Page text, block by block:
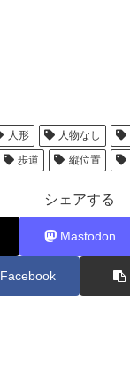
人形 人物なし
歩道 縦位置
シェアする
Mastodon
Facebook